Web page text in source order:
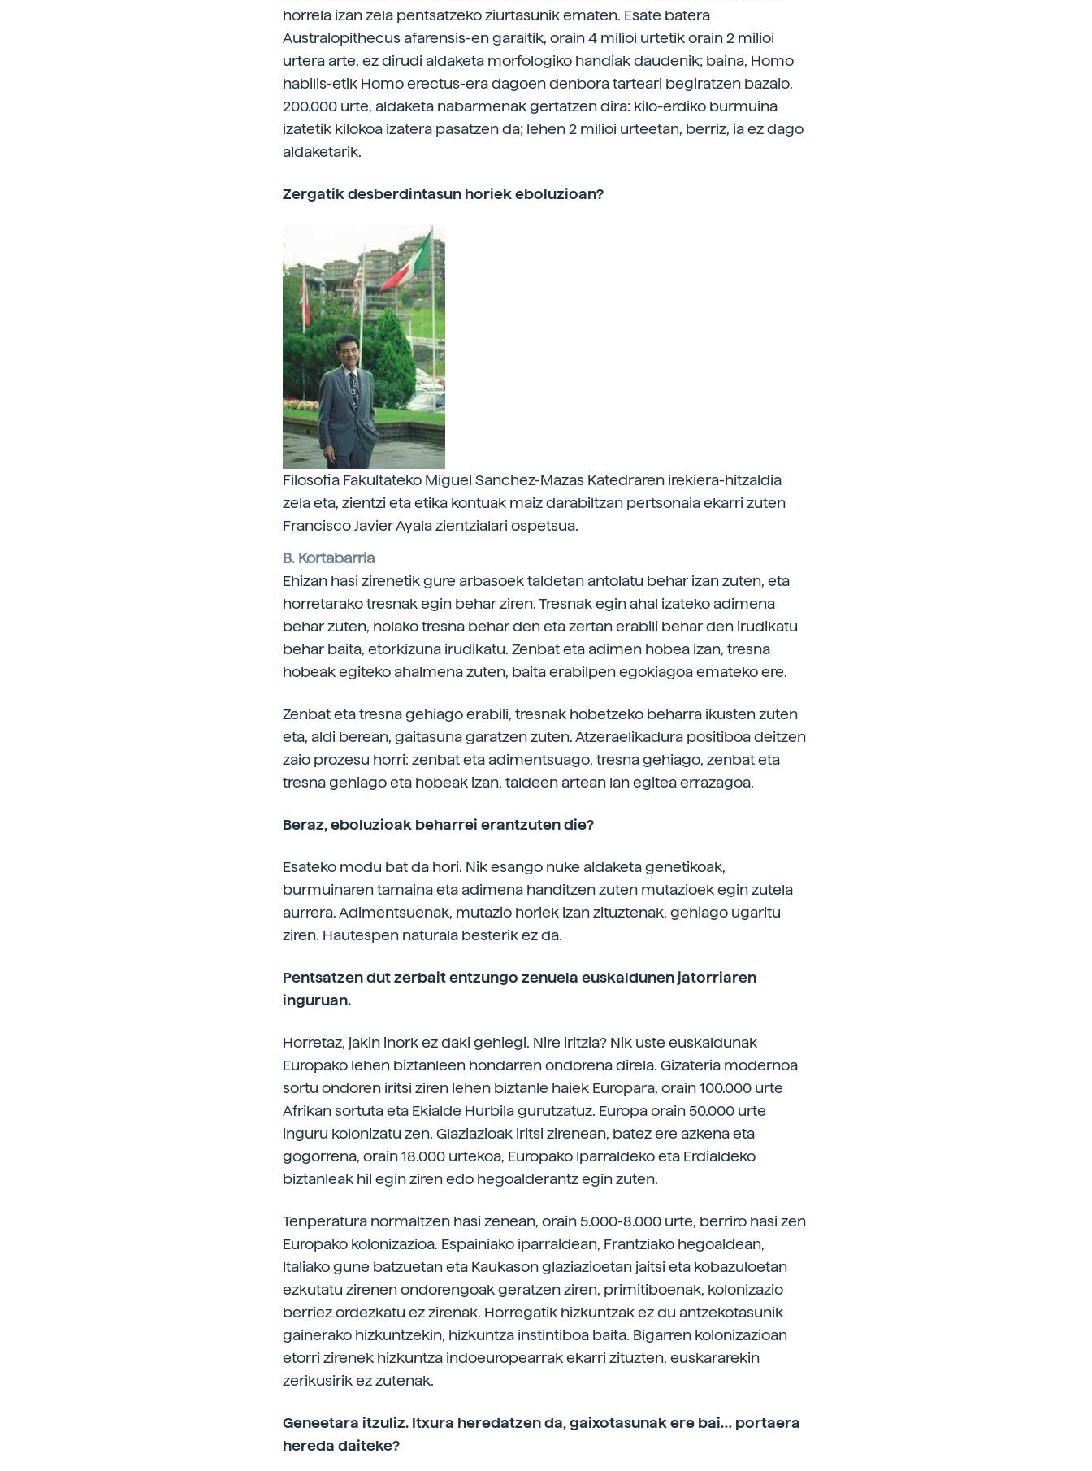
horrela izan zela pentsatzeko ziurtasunik ematen. Esate batera
Australopithecus afarensis-en garaitik, orain 4 milioi urtetik orain 2 milioi
urtera arte, ez dirudi aldaketa morfologiko handiak daudenik; baina, Homo
habilis-etik Homo erectus-era dagoen denbora tarteari begiratzen bazaio,
200.000 urte, aldaketa nabarmenak gertatzen dira: kilo-erdiko burmuina
izatetik kilokoa izatera pasatzen da; lehen 2 milioi urteetan, berriz, ia ez dago
aldaketarik.
Zergatik desberdintasun horiek eboluzioan?
Filosofia Fakultateko Miguel Sanchez-Mazas Katedraren irekiera-hitzaldia
zela eta, zientzi eta etika kontuak maiz darabiltzan pertsonaia ekarri zuten
Francisco Javier Ayala zientzialari ospetsua.
B. Kortabarria
Ehizan hasi zirenetik gure arbasoek taldetan antolatu behar izan zuten, eta
horretarako tresnak egin behar ziren. Tresnak egin ahal izateko adimena
behar zuten, nolako tresna behar den eta zertan erabili behar den irudikatu
behar baita, etorkizuna irudikatu. Zenbat eta adimen hobea izan, tresna
hobeak egiteko ahalmena zuten, baita erabilpen egokiagoa emateko ere.
Zenbat eta tresna gehiago erabili, tresnak hobetzeko beharra ikusten zuten
eta, aldi berean, gaitasuna garatzen zuten. Atzeraelikadura positiboa deitzen
zaio prozesu horri: zenbat eta adimentsuago, tresna gehiago, zenbat eta
tresna gehiago eta hobeak izan, taldeen artean lan egitea errazagoa.
Beraz, eboluzioak beharrei erantzuten die?
Esateko modu bat da hori. Nik esango nuke aldaketa genetikoak,
burmuinaren tamaina eta adimena handitzen zuten mutazioek egin zutela
aurrera. Adimentsuenak, mutazio horiek izan zituztenak, gehiago ugaritu
ziren. Hautespen naturala besterik ez da.
Pentsatzen dut zerbait entzungo zenuela euskaldunen jatorriaren
inguruan.
Horretaz, jakin inork ez daki gehiegi. Nire iritzia? Nik uste euskaldunak
Europako lehen biztanleen hondarren ondorena direla. Gizateria modernoa
sortu ondoren iritsi ziren lehen biztanle haiek Europara, orain 100.000 urte
Afrikan sortuta eta Ekialde Hurbila gurutzatuz. Europa orain 50.000 urte
inguru kolonizatu zen. Glaziazioak iritsi zirenean, batez ere azkena eta
gogorrena, orain 18.000 urtekoa, Europako Iparraldeko eta Erdialdeko
biztanleak hil egin ziren edo hegoalderantz egin zuten.
Tenperatura normaltzen hasi zenean, orain 5.000-8.000 urte, berriro hasi zen
Europako kolonizazioa. Espainiako iparraldean, Frantziako hegoaldean,
Italiako gune batzuetan eta Kaukason glaziazioetan jaitsi eta kobazuloetan
ezkutatu zirenen ondorengoak geratzen ziren, primitiboenak, kolonizazio
berriez ordezkatu ez zirenak. Horregatik hizkuntzak ez du antzekotasunik
gainerako hizkuntzekin, hizkuntza instintiboa baita. Bigarren kolonizazioan
etorri zirenek hizkuntza indoeuropearrak ekarri zituzten, euskararekin
zerikusirik ez zutenak.
Geneetara itzuliz. Itxura heredatzen da, gaixotasunak ere bai… portaera
hereda daiteke?